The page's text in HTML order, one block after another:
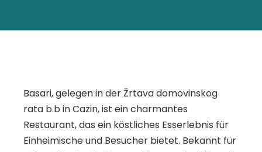
Basari, gelegen in der Žrtava domovinskog
rata b.b in Cazin, ist ein charmantes
Restaurant, das ein köstliches Esserlebnis für
Einheimische und Besucher bietet. Bekannt für